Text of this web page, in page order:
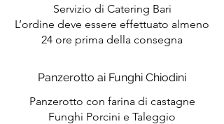
Servizio di Catering Bari
L’ordine deve essere effettuato almeno
24 ore prima della consegna
Panzerotto ai Funghi Chiodini
Panzerotto con farina di castagne
Funghi Porcini e Taleggio